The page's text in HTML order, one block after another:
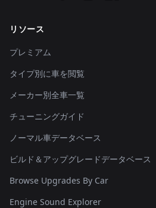
リソース
プレミアム
タイプ別に車を閲覧
メーカー別全車一覧
チューニングガイド
ノーマル車データベース
ビルド＆アップグレードデータベース
Browse Upgrades By Car
Engine Sound Explorer